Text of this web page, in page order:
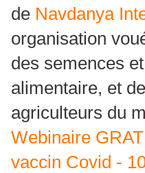
de Navdanya
organisation
des semences
alimentaire, et
agriculteurs du
Webinaire
vaccin Covid -